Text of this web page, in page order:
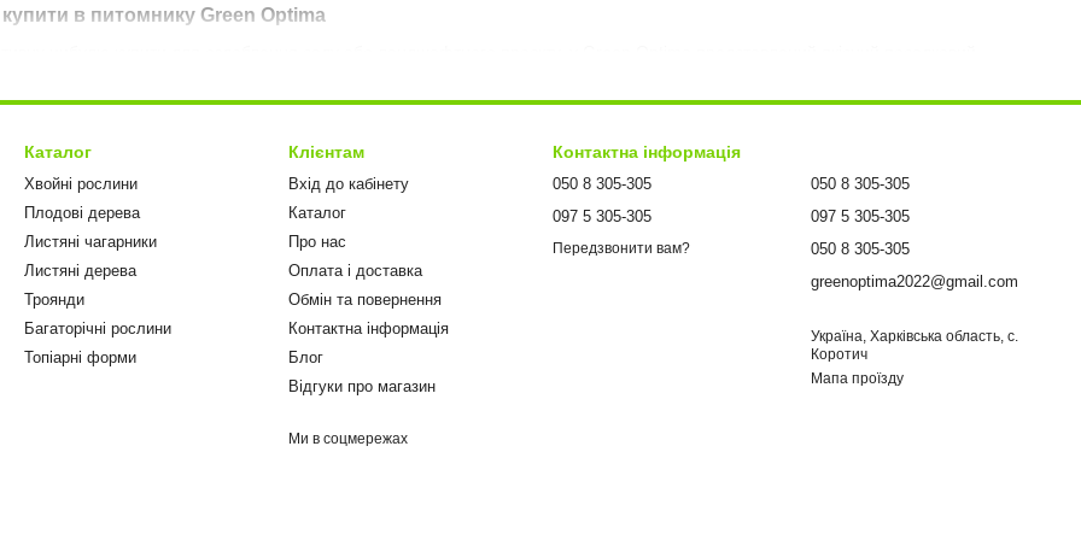
в питомнику Green Optima
дозволяє отримати здорові рослини без зайвих націнок і з гарантією якості.
та переваги
за унікальний зовнішній вигляд і практичність у вирощуванні.
цибулі
форми та розміру;
Каталог
Хвойні рослини
Плодові дерева
Листяні чагарники
Листяні дерева
Троянди
Багаторічні рослини
Топіарні форми
Клієнтам
Вхід до кабінету
Каталог
Про нас
Оплата і доставка
Обмін та повернення
Контактна інформація
Блог
Відгуки про магазин
Ми в соцмережах
Контактна інформація
050 8 305-305
097 5 305-305
Передзвонити вам?
050 8 305-305
097 5 305-305
050 8 305-305
greenoptima2022@gmail.com
Україна, Харківська область, с.
Коротич
Мапа проїзду